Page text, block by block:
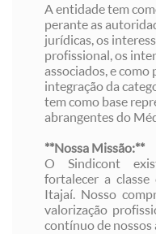
A entidade tem
perante as
jurídicas, os
profissional, os
associados, e
integração da
tem como base
abrangentes do
**Nossa Missão:**
O Sindicont
fortalecer a
Itajaí. Nosso
valorização
contínuo de nossos